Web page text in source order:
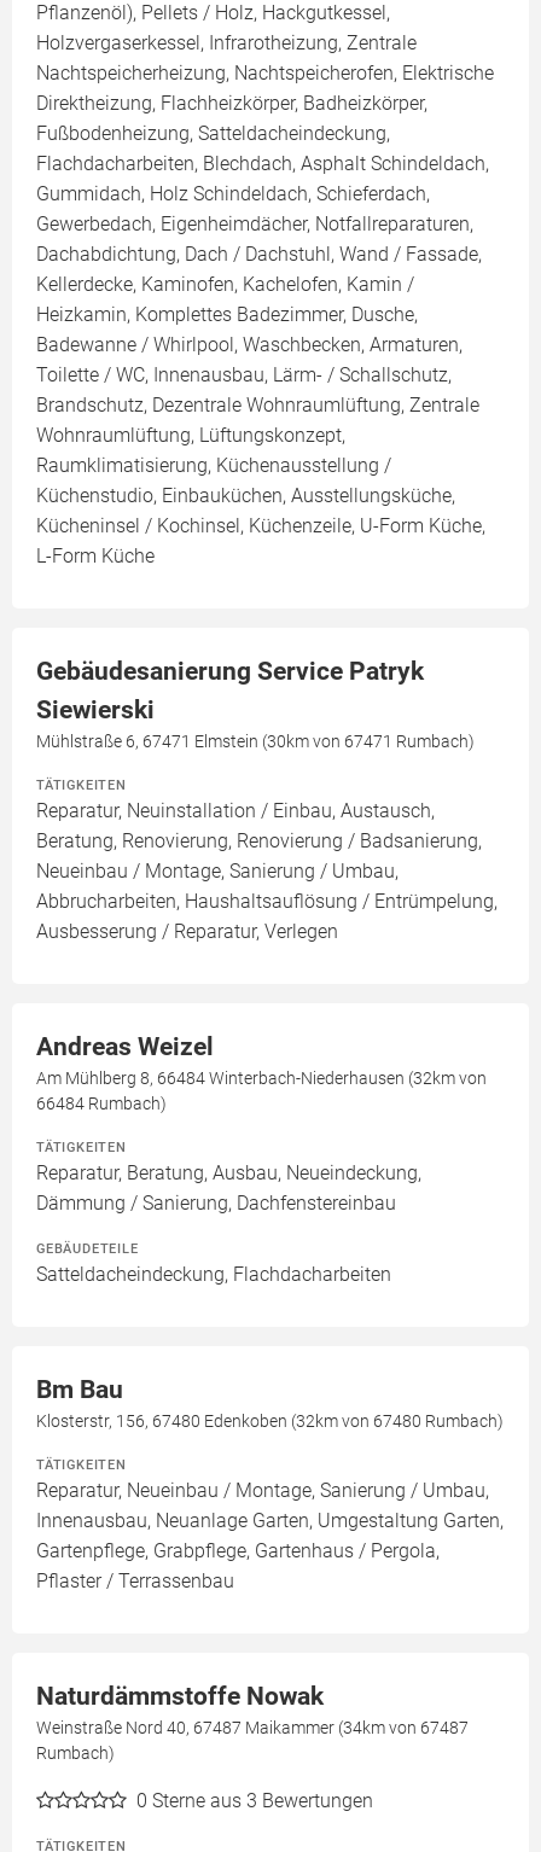
Pflanzenöl), Pellets / Holz, Hackgutkessel,
Holzvergaserkessel, Infrarotheizung, Zentrale
Nachtspeicherheizung, Nachtspeicherofen, Elektrische
Direktheizung, Flachheizkörper, Badheizkörper,
Fußbodenheizung, Satteldacheindeckung,
Flachdacharbeiten, Blechdach, Asphalt Schindeldach,
Gummidach, Holz Schindeldach, Schieferdach,
Gewerbedach, Eigenheimdächer, Notfallreparaturen,
Dachabdichtung, Dach / Dachstuhl, Wand / Fassade,
Kellerdecke, Kaminofen, Kachelofen, Kamin /
Heizkamin, Komplettes Badezimmer, Dusche,
Badewanne / Whirlpool, Waschbecken, Armaturen,
Toilette / WC, Innenausbau, Lärm- / Schallschutz,
Brandschutz, Dezentrale Wohnraumlüftung, Zentrale
Wohnraumlüftung, Lüftungskonzept,
Raumklimatisierung, Küchenausstellung /
Küchenstudio, Einbauküchen, Ausstellungsküche,
Kücheninsel / Kochinsel, Küchenzeile, U-Form Küche,
L-Form Küche
Gebäudesanierung Service Patryk
Siewierski
Mühlstraße 6, 67471 Elmstein (30km von 67471 Rumbach)
TÄTIGKEITEN
Reparatur, Neuinstallation / Einbau, Austausch,
Beratung, Renovierung, Renovierung / Badsanierung,
Neueinbau / Montage, Sanierung / Umbau,
Abbrucharbeiten, Haushaltsauflösung / Entrümpelung,
Ausbesserung / Reparatur, Verlegen
Andreas Weizel
Am Mühlberg 8, 66484 Winterbach-Niederhausen (32km von
66484 Rumbach)
TÄTIGKEITEN
Reparatur, Beratung, Ausbau, Neueindeckung,
Dämmung / Sanierung, Dachfenstereinbau
GEBÄUDETEILE
Satteldacheindeckung, Flachdacharbeiten
Bm Bau
Klosterstr, 156, 67480 Edenkoben (32km von 67480 Rumbach)
TÄTIGKEITEN
Reparatur, Neueinbau / Montage, Sanierung / Umbau,
Innenausbau, Neuanlage Garten, Umgestaltung Garten,
Gartenpflege, Grabpflege, Gartenhaus / Pergola,
Pflaster / Terrassenbau
Naturdämmstoffe Nowak
Weinstraße Nord 40, 67487 Maikammer (34km von 67487
Rumbach)
0 Sterne aus 3 Bewertungen
TÄTIGKEITEN